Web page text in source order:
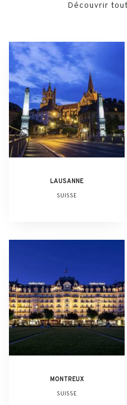
Découvrir
LAUSANNE
SUISSE
MONTREUX
SUISSE